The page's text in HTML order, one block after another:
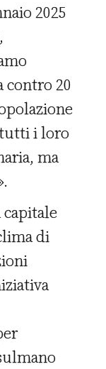
2025
contro 20
i loro
ma
capitale
di